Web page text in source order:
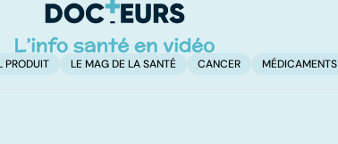
PRODUIT LE MAG DE LA SANTÉ CANCER MÉDICAMENTS